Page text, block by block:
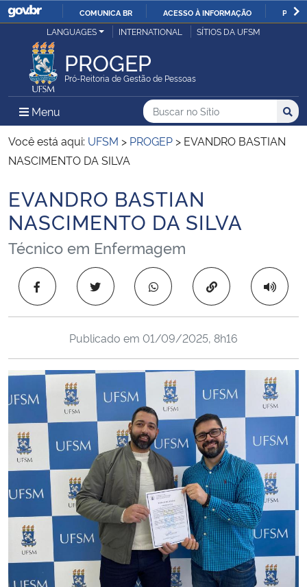
IR
COMUNICA BR ACESSO À INFORMAÇÃO
Ministério da Justiça e Segurança Pública
Ministério da Defesa
Ministério das Relações Exteriores
Ministério da Infraestrutura
Ministério da Agricultura, Pecuária e Abastecimento
Ministério da Educação
Ministério da Cidadania
Ministério de Minas e Energia
Ministério da Ciência, Tecnologia, Inovações e Comunicações
Ministério do Meio Ambiente
Ministério do Turismo
Ministério do Desenvolvimento Regional
Controladoria-Geral da União
LANGUAGES INTERNATIONAL SÍTIOS DA UFSM
PROGEP
Pró-Reitoria de Gestão de Pessoas
Menu Menu Principal do Sítio
Busca
Buscar no no Sítio
Busca:
Você está aqui: UFSM > PROGEP > EVANDRO BASTIAN
NASCIMENTO DA SILVA
Início do conteúdo
EVANDRO BASTIAN
NASCIMENTO DA SILVA
Técnico em Enfermagem
Copiar para área
Publicado em 01/09/2025, 8h16